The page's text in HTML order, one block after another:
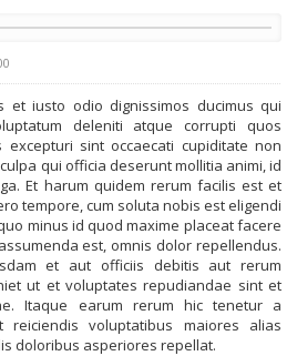
et iusto odio dignissimos ducimus qui
deleniti atque corrupti quos
sint occaecati cupiditate non
qui officia deserunt mollitia animi, id
Et harum quidem rerum facilis est et
tempore, cum soluta nobis est eligendi
minus id quod maxime placeat facere
est, omnis dolor repellendus.
et aut officiis debitis aut rerum
ut et voluptates repudiandae sint et
Itaque earum rerum hic tenetur a
voluptatibus maiores alias
doloribus asperiores repellat.